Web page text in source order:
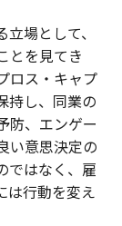
場として、
とを見てき
ロス・キャプ
持し、同業の
防、エンゲー
い意思決定の
ではなく、雇
は行動を変え